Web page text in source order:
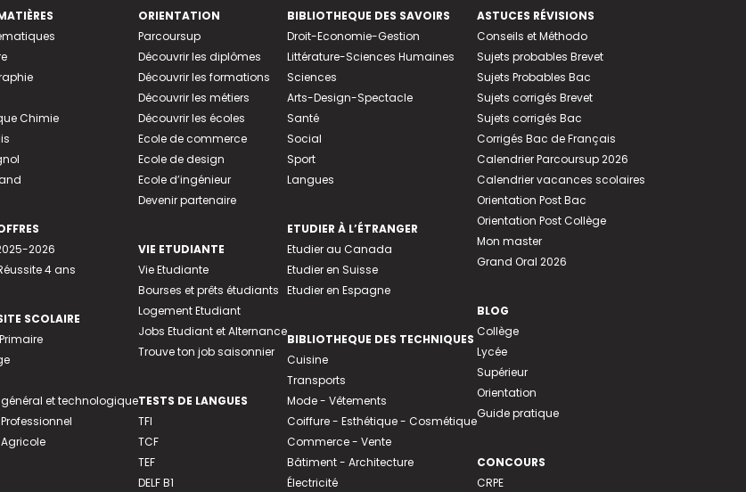
Chimie
2026
4 ans
SCOLAIRE
général et technologique
ORIENTATION
Parcoursup
Découvrir les diplômes
Découvrir les formations
Découvrir les métiers
Découvrir les écoles
Ecole de commerce
Ecole de design
Ecole d’ingénieur
Devenir partenaire
VIE ETUDIANTE
Vie Etudiante
Bourses et prêts étudiants
Logement Etudiant
Jobs Etudiant et Alternance
Trouve ton job saisonnier
TESTS DE LANGUES
TFI
TCF
TEF
DELF B1
BIBLIOTHEQUE DES SAVOIRS
Droit-Economie-Gestion
Littérature-Sciences Humaines
Sciences
Arts-Design-Spectacle
Santé
Social
Sport
Langues
ETUDIER À L’ÉTRANGER
Etudier au Canada
Etudier en Suisse
Etudier en Espagne
BIBLIOTHEQUE DES TECHNIQUES
Cuisine
Transports
Mode - Vêtements
Coiffure - Esthétique - Cosmétique
Commerce - Vente
Bâtiment - Architecture
Électricité
ASTUCES RÉVISIONS
Conseils et Méthodo
Sujets probables Brevet
Sujets Probables Bac
Sujets corrigés Brevet
Sujets corrigés Bac
Corrigés Bac de Français
Calendrier Parcoursup 2026
Calendrier vacances scolaires
Orientation Post Bac
Orientation Post Collège
Mon master
Grand Oral 2026
BLOG
Collège
Lycée
Supérieur
Orientation
Guide pratique
CONCOURS
CRPE